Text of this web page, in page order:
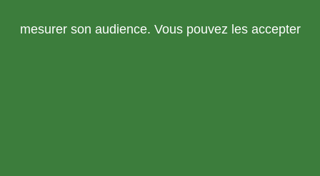
mesurer son audience. Vous pouvez les accepter